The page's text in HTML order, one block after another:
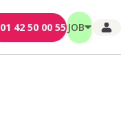
01 42 50 00 55 JOB